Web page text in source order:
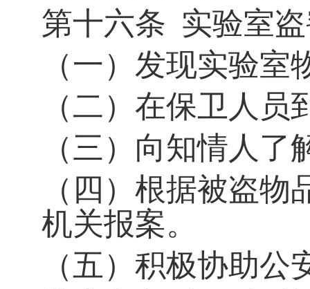
第十六条 实验室
（一）发现实验
（二）在保卫人
（三）向知情人
（四）根据被盗
机关报案。
（五）积极协助